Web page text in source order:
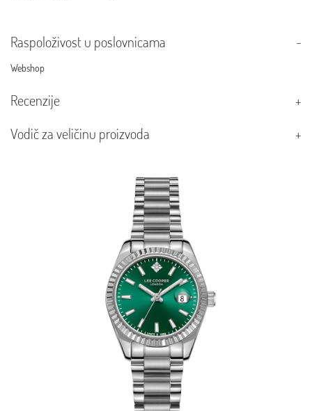
Raspoloživost u poslovnicama
Webshop
Recenzije
Vodič za veličinu proizvoda